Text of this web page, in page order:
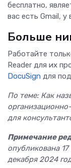
бесплатно,
вас есть Gmail,
Больше
Работайте
Reader для их
DocuSign для
По теме: Как
для
Примечание
опубликована
декабря 2024